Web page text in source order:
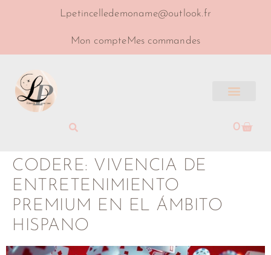
Lpetincelledemoname@outlook.fr
Mon compteMes commandes
0
CODERE: VIVENCIA DE
ENTRETENIMIENTO
PREMIUM EN EL ÁMBITO
HISPANO